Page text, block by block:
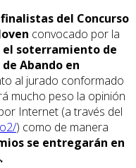
del Concurso
convocado por la
el soterramiento de
Abando en
al jurado conformado
mucho peso la opinión
Internet (a través del
) como de manera
se entregarán en